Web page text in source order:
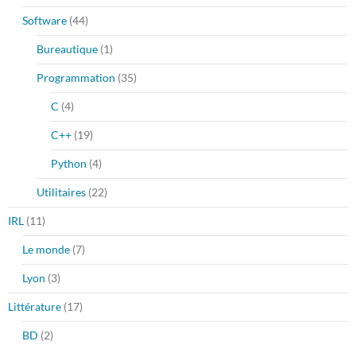
Software (44)
Bureautique (1)
Programmation (35)
C (4)
C++ (19)
Python (4)
Utilitaires (22)
IRL (11)
Le monde (7)
Lyon (3)
Littérature (17)
BD (2)